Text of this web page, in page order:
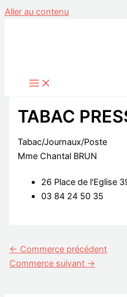
Aller au contenu
TABAC
Tabac/Journaux/Poste
Mme Chantal BRUN
26 Place de l'Eglise
03 84 24 50 35
← Commerce précédent
Commerce suivant →